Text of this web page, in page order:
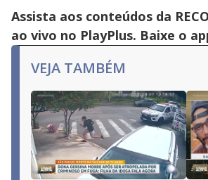
Assista aos conteúdos da
ao vivo no PlayPlus. Baixe o
VEJA TAMBÉM